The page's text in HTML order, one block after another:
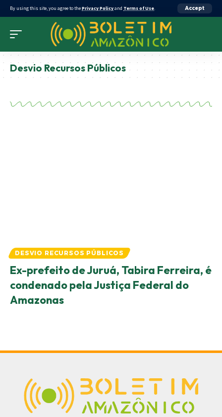
By using this site, you agree to thePrivacy Policyand Terms of Use. Accept
Desvio Recursos Públicos
DESVIO RECURSOS PÚBLICOS
Ex-prefeito de Juruá, Tabira Ferreira, é
condenado pela Justiça Federal do
Amazonas